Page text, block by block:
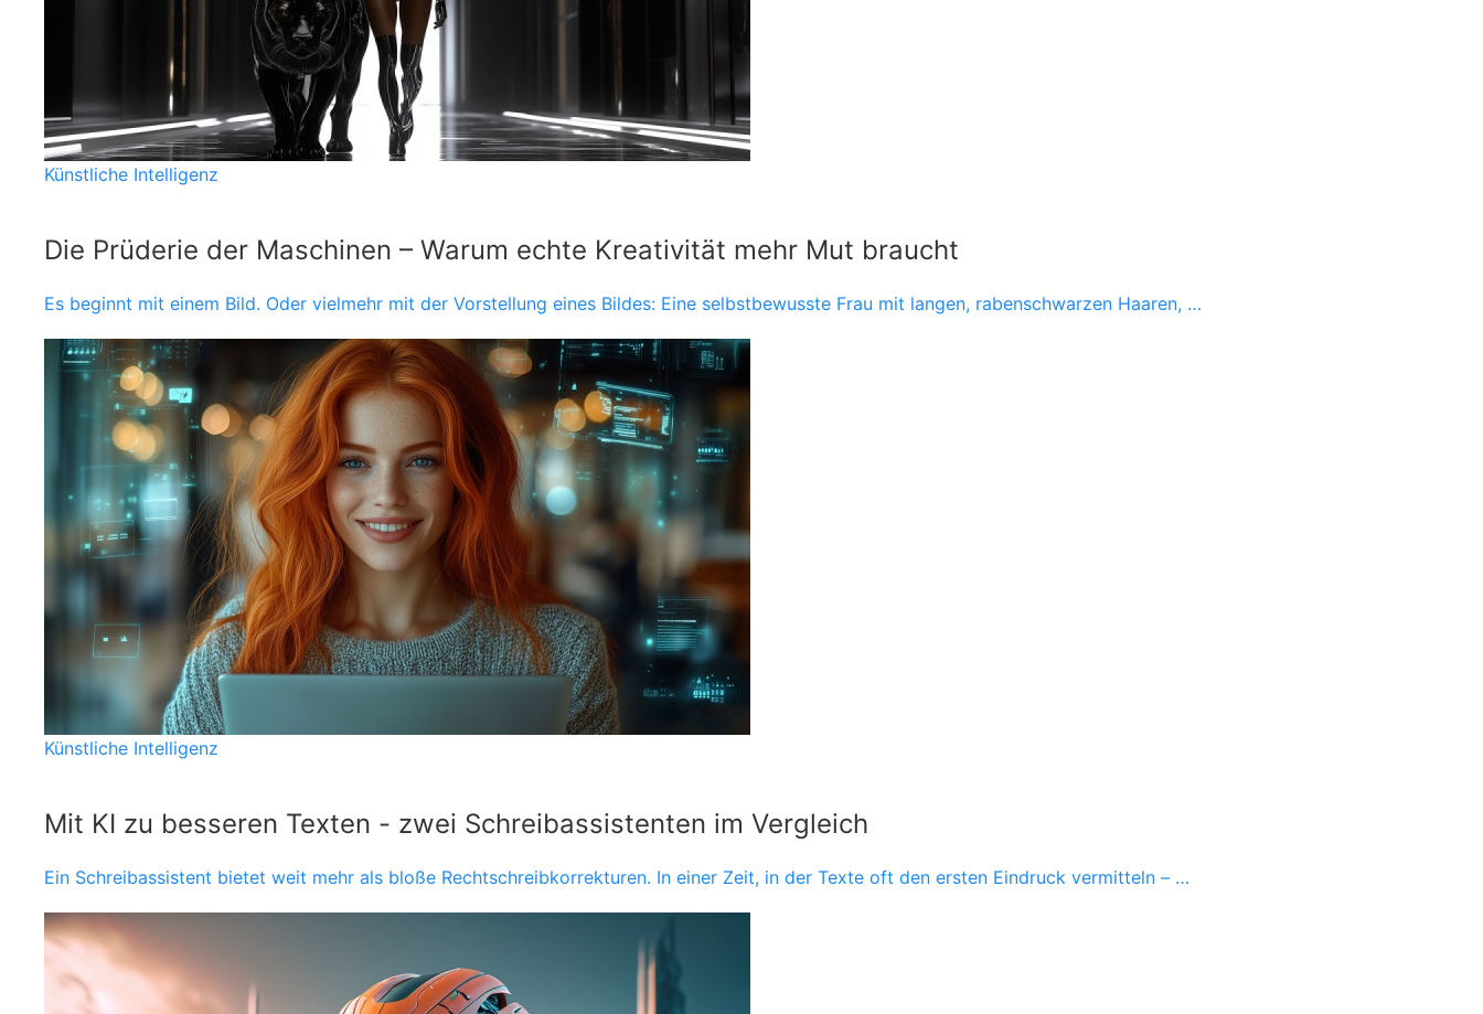
Künstliche Intelligenz
Die Prüderie der Maschinen – Warum echte Kreativität mehr Mut braucht
Es beginnt mit einem Bild. Oder vielmehr mit der Vorstellung eines Bildes: Eine selbstbewusste Frau mit langen, rabenschwarzen Haaren, …
Künstliche Intelligenz
Mit KI zu besseren Texten - zwei Schreibassistenten im Vergleich
Ein Schreibassistent bietet weit mehr als bloße Rechtschreibkorrekturen. In einer Zeit, in der Texte oft den ersten Eindruck vermitteln – …